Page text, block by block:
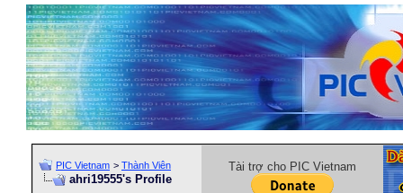
PIC Vietnam > Thành Viên
ahri19555's Profile
Tài trợ cho PIC Vietnam